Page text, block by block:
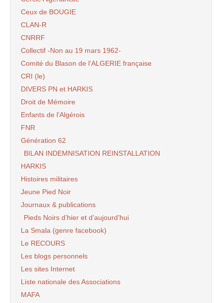
Ceux de BOUGIE
CLAN-R
CNRRF
Collectif -Non au 19 mars 1962-
Comité du Blason de l’ALGERIE française
CRI (le)
DIVERS PN et HARKIS
Droit de Mémoire
Enfants de l’Algérois
FNR
Génération 62
BILAN INDEMNISATION REINSTALLATION
HARKIS
Histoires militaires
Jeune Pied Noir
Journaux & publications
Pieds Noirs d’hier et d’aujourd’hui
La Smala (genre facebook)
Le RECOURS
Les blogs personnels
Les sites Internet
Liste nationale des Associations
MAFA